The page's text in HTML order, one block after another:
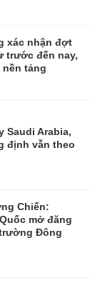
xác nhận đợt
trước đến nay,
nền tảng
Saudi Arabia,
định vẫn theo
Chiến:
mở đăng
Đông